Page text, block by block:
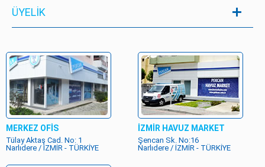
ÜYELIK
MERKEZ OFİS
Tülay Aktaş Cad. No: 1
Narlıdere / İZMİR - TÜRKİYE
İZMİR HAVUZ MARKET
Şencan Sk. No:16
Narlıdere / İZMİR - TÜRKİYE